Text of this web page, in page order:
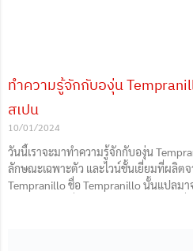
ทำความรู้จักกับองุ่น
สเปน
10/01/2024
วันนี้เราจะมาทำความรู้จักกับองุ่น
ลักษณะเฉพาะตัว และไวน์ชั้นเยี่ยมที่ผลิต
Tempranillo ชื่อ Tempranillo นั้นแปลมา